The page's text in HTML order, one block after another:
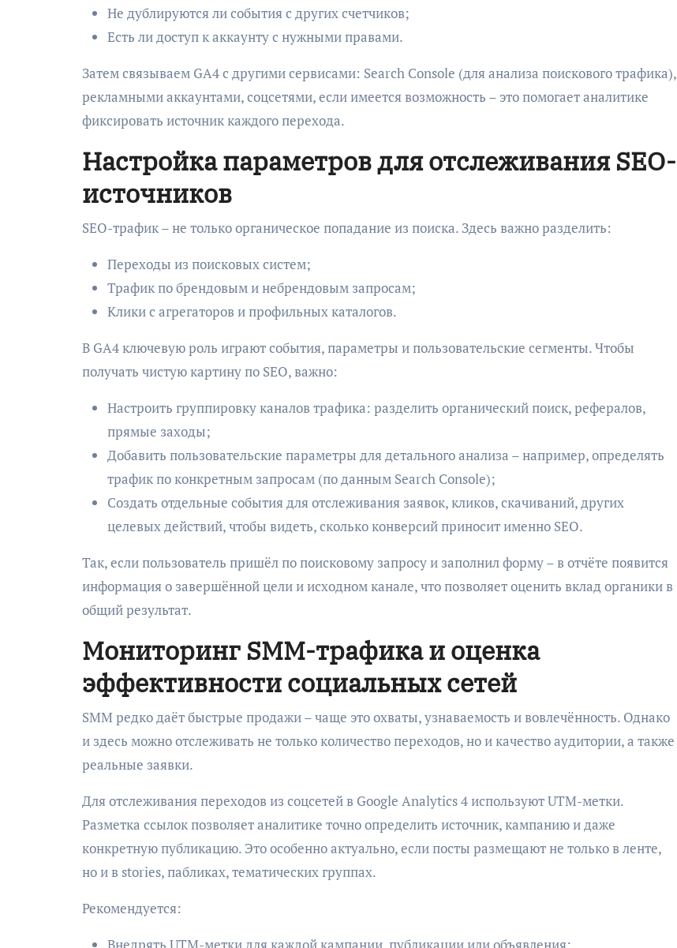
Не дублируются ли события с других счетчиков;
Есть ли доступ к аккаунту с нужными правами.
Затем связываем GA4 с другими сервисами: Search Console (для анализа поискового трафика),
рекламными аккаунтами, соцсетями, если имеется возможность – это помогает аналитике
фиксировать источник каждого перехода.
Настройка параметров для отслеживания SEO-
источников
SEO-трафик – не только органическое попадание из поиска. Здесь важно разделить:
Переходы из поисковых систем;
Трафик по брендовым и небрендовым запросам;
Клики с агрегаторов и профильных каталогов.
В GA4 ключевую роль играют события, параметры и пользовательские сегменты. Чтобы
получать чистую картину по SEO, важно:
Настроить группировку каналов трафика: разделить органический поиск, рефералов,
прямые заходы;
Добавить пользовательские параметры для детального анализа – например, определять
трафик по конкретным запросам (по данным Search Console);
Создать отдельные события для отслеживания заявок, кликов, скачиваний, других
целевых действий, чтобы видеть, сколько конверсий приносит именно SEO.
Так, если пользователь пришёл по поисковому запросу и заполнил форму – в отчёте появится
информация о завершённой цели и исходном канале, что позволяет оценить вклад органики в
общий результат.
Мониторинг SMM-трафика и оценка
эффективности социальных сетей
SMM редко даёт быстрые продажи – чаще это охваты, узнаваемость и вовлечённость. Однако
и здесь можно отслеживать не только количество переходов, но и качество аудитории, а также
реальные заявки.
Для отслеживания переходов из соцсетей в Google Analytics 4 используют UTM-метки.
Разметка ссылок позволяет аналитике точно определить источник, кампанию и даже
конкретную публикацию. Это особенно актуально, если посты размещают не только в ленте,
но и в stories, пабликах, тематических группах.
Рекомендуется: